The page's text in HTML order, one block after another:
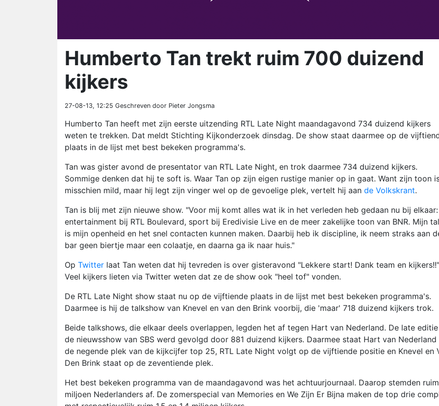
Humberto Tan trekt ruim 700 duizend
kijkers
27-08-13, 12:25 Geschreven door Pieter Jongsma
Humberto Tan heeft met zijn eerste uitzending RTL Late Night maandagavond 734 duizend kijkers
weten te trekken. Dat meldt Stichting Kijkonderzoek dinsdag. De show staat daarmee op de
plaats in de lijst met best bekeken programma's.
Tan was gister avond de presentator van RTL Late Night, en trok daarmee 734 duizend kijkers.
Sommige denken dat hij te soft is. Waar Tan op zijn eigen rustige manier op in gaat. Want zijn toon
misschien mild, maar hij legt zijn vinger wel op de gevoelige plek, vertelt hij aan de Volkskrant.
Tan is blij met zijn nieuwe show. "Voor mij komt alles wat ik in het verleden heb gedaan nu bij elkaar:
entertainment bij RTL Boulevard, sport bij Eredivisie Live en de meer zakelijke toon van BNR. Mijn
is mijn openheid en het snel contacten kunnen maken. Daarbij heb ik discipline, ik neem straks aan
bar geen biertje maar een colaatje, en daarna ga ik naar huis."
Op Twitter laat Tan weten dat hij tevreden is over gisteravond "Lekkere start! Dank team en
Veel kijkers lieten via Twitter weten dat ze de show ook "heel tof" vonden.
De RTL Late Night show staat nu op de vijftiende plaats in de lijst met best bekeken programma's.
Daarmee is hij de talkshow van Knevel en van den Brink voorbij, die 'maar' 718 duizend kijkers trok.
Beide talkshows, die elkaar deels overlappen, legden het af tegen Hart van Nederland. De late
de nieuwsshow van SBS werd gevolgd door 881 duizend kijkers. Daarmee staat Hart van Nederland
de negende plek van de kijkcijfer top 25, RTL Late Night volgt op de vijftiende positie en Knevel en
Den Brink staat op de zeventiende plek.
Het best bekeken programma van de maandagavond was het achtuurjournaal. Daarop stemden ruim
miljoen Nederlanders af. De zomerspecial van Memories en We Zijn Er Bijna maken de top drie